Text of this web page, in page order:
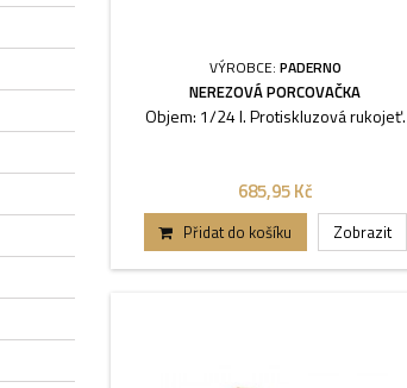
VÝROBCE: PADERNO
NEREZOVÁ PORCOVAČKA
Objem: 1/24 l. Protiskluzová rukojeť.
685,95 Kč
Přidat do košíku Zobrazit